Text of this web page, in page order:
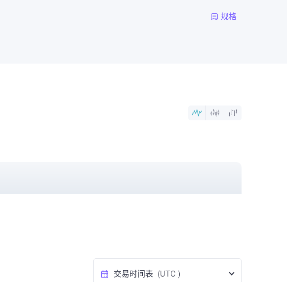
规格
交易时间表 (UTC )